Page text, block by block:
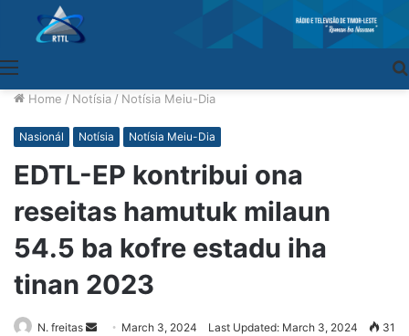
Home / Notísia / Notísia Meiu-Dia
Nasionál Notísia Notísia Meiu-Dia
EDTL-EP kontribui ona
reseitas hamutuk milaun
54.5 ba kofre estadu iha
tinan 2023
N. freitas
SendMarch 3, 2024 Last Updated: March 3, 2024 31